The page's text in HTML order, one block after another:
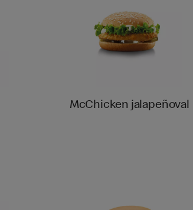
McChicken jalapeñoval